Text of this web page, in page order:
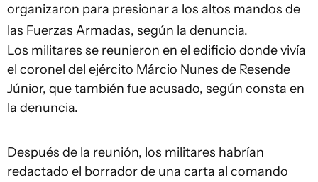
organizaron para presionar a los altos mandos de
las Fuerzas Armadas, según la denuncia.
Los militares se reunieron en el edificio donde vivía
el coronel del ejército Márcio Nunes de Resende
Júnior, que también fue acusado, según consta en
la denuncia.
Después de la reunión, los militares habrían
redactado el borrador de una carta al comando